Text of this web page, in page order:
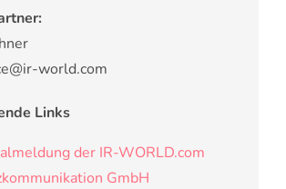
world.com
Links
der IR-WORLD.com
GmbH